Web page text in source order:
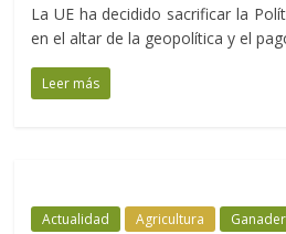
La UE ha decidido sacrificar la
en el altar de la geopolítica y el
Leer más
Actualidad Agricultura